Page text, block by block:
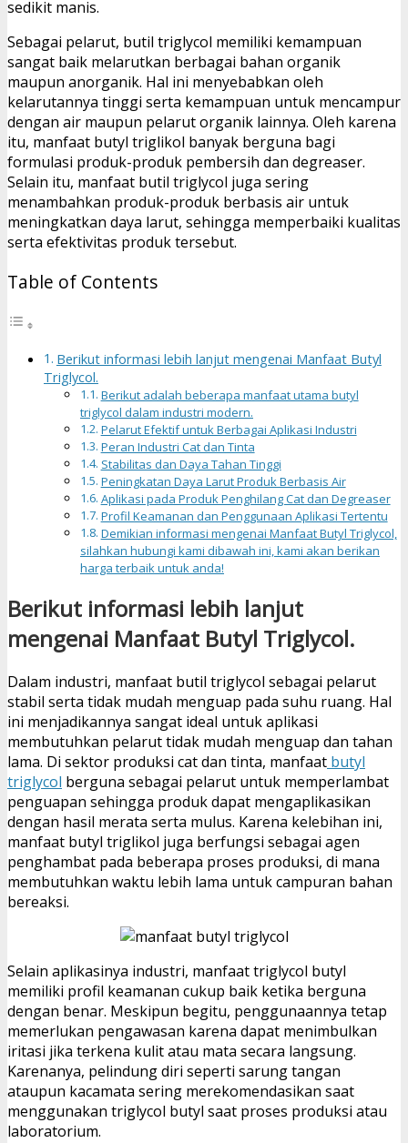
sedikit manis.
Sebagai pelarut, butil triglycol memiliki kemampuan
sangat baik melarutkan berbagai bahan organik
maupun anorganik. Hal ini menyebabkan oleh
kelarutannya tinggi serta kemampuan untuk mencampur
dengan air maupun pelarut organik lainnya. Oleh karena
itu, manfaat butyl triglikol banyak berguna bagi
formulasi produk-produk pembersih dan degreaser.
Selain itu, manfaat butil triglycol juga sering
menambahkan produk-produk berbasis air untuk
meningkatkan daya larut, sehingga memperbaiki kualitas
serta efektivitas produk tersebut.
Table of Contents
Berikut informasi lebih lanjut mengenai Manfaat Butyl
Triglycol.
Berikut adalah beberapa manfaat utama butyl
triglycol dalam industri modern.
Pelarut Efektif untuk Berbagai Aplikasi Industri
Peran Industri Cat dan Tinta
Stabilitas dan Daya Tahan Tinggi
Peningkatan Daya Larut Produk Berbasis Air
Aplikasi pada Produk Penghilang Cat dan Degreaser
Profil Keamanan dan Penggunaan Aplikasi Tertentu
Demikian informasi mengenai Manfaat Butyl Triglycol,
silahkan hubungi kami dibawah ini, kami akan berikan
harga terbaik untuk anda!
Berikut informasi lebih lanjut
mengenai Manfaat Butyl Triglycol.
Dalam industri, manfaat butil triglycol sebagai pelarut
stabil serta tidak mudah menguap pada suhu ruang. Hal
ini menjadikannya sangat ideal untuk aplikasi
membutuhkan pelarut tidak mudah menguap dan tahan
lama. Di sektor produksi cat dan tinta, manfaat butyl
triglycol berguna sebagai pelarut untuk memperlambat
penguapan sehingga produk dapat mengaplikasikan
dengan hasil merata serta mulus. Karena kelebihan ini,
manfaat butyl triglikol juga berfungsi sebagai agen
penghambat pada beberapa proses produksi, di mana
membutuhkan waktu lebih lama untuk campuran bahan
bereaksi.
Selain aplikasinya industri, manfaat triglycol butyl
memiliki profil keamanan cukup baik ketika berguna
dengan benar. Meskipun begitu, penggunaannya tetap
memerlukan pengawasan karena dapat menimbulkan
iritasi jika terkena kulit atau mata secara langsung.
Karenanya, pelindung diri seperti sarung tangan
ataupun kacamata sering merekomendasikan saat
menggunakan triglycol butyl saat proses produksi atau
laboratorium.